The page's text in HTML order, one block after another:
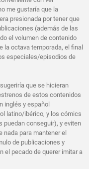
me gustaría que la
presionada por tener que
(además de las
el volumen de contenido
la octava temporada, el final
especiales/episodios de
que se hicieran
de estos contenidos
inglés y español
latino/ibérico, y los cómics
puedan conseguir), y eviten
nada para mantener el
de publicaciones y
el pecado de querer imitar a